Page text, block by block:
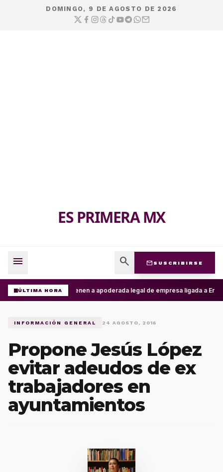
DOMINGO, 9 DE AGOSTO DE 2026
ES PRIMERA MX
menu search mail SUSCRIBIRSE
ÚLTIMA HORADetienen a apoderada legal de empresa ligada a
INFORMACIÓN GENERAL 24 AGOSTO, 2016
Propone Jesús López
evitar adeudos de ex
trabajadores en
ayuntamientos